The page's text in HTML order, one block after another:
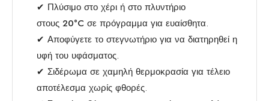
✔ Πλύσιμο στο χέρι ή στο πλυντήριο
στους 20°C σε πρόγραμμα για ευαίσθητα.
✔ Αποφύγετε το στεγνωτήριο για να διατηρηθεί η
υφή του υφάσματος.
✔ Σιδέρωμα σε χαμηλή θερμοκρασία για τέλειο
αποτέλεσμα χωρίς φθορές.